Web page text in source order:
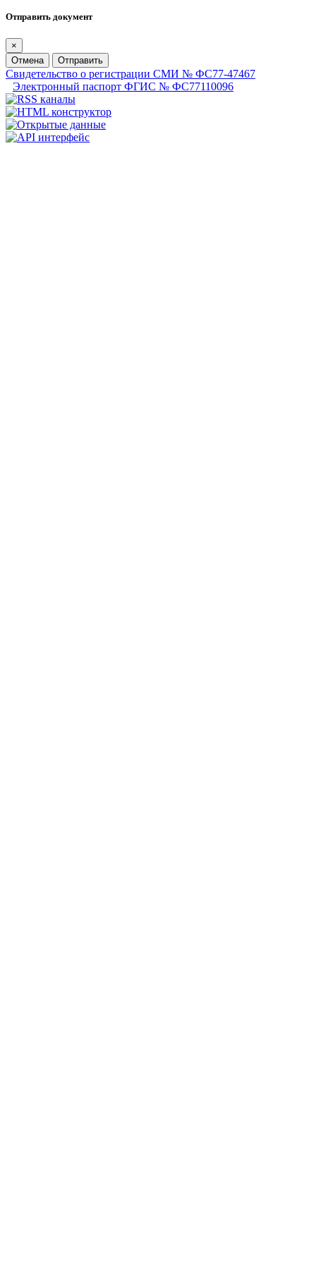
Отправить документ
×
Отмена
Отправить
Свидетельство о регистрации СМИ № ФС77-47467
Электронный паспорт ФГИС № ФС77110096